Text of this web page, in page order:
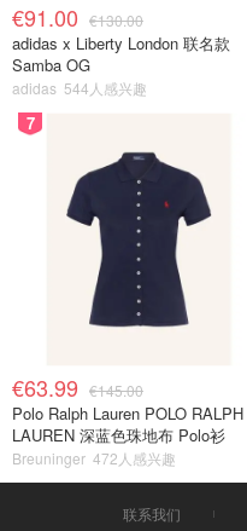
€91.00 €130.00
adidas x Liberty London 联名款
Samba OG
adidas 544人感兴趣
7
€63.99 €145.00
Polo Ralph Lauren POLO RALPH
LAUREN 深蓝色珠地布 Polo衫
Breuninger 472人感兴趣
联系我们